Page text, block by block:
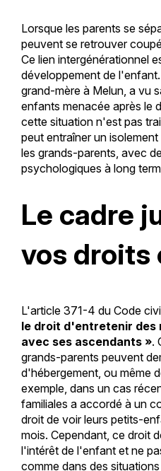
Lorsque les parents se
peuvent se retrouver
Ce lien intergénérationnel
développement de
grand-mère à Melun, a vu
enfants menacée après le
cette situation n'est pas
peut entraîner un
les grands-parents, avec
psychologiques à long
Le cadre
vos droits
L'article 371-4 du Code
le droit d'entretenir des
avec ses ascendants ».
grands-parents peuvent
d'hébergement, ou même
exemple, dans un cas
familiales a accordé à un
droit de voir leurs petits-
mois. Cependant, ce droit
l'intérêt de l'enfant et ne
comme dans des